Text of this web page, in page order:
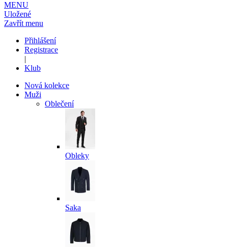
MENU
Uložené
Zavřít menu
Přihlášení
Registrace
|
Klub
Nová kolekce
Muži
Oblečení
Obleky
Saka